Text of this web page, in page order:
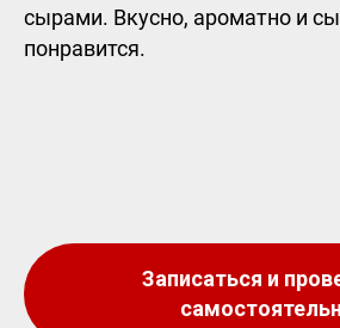
сырами. Вкусно, ароматно и
понравится.
Записаться и